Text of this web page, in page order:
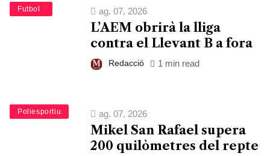
Esports
Futbol ag. 07, 2026
L’AEM obrirà la lliga
contra el Llevant B a fora
Redacció 1 min read
Esports
Poliesportiu ag. 07, 2026
Mikel San Rafael supera
200 quilòmetres del repte